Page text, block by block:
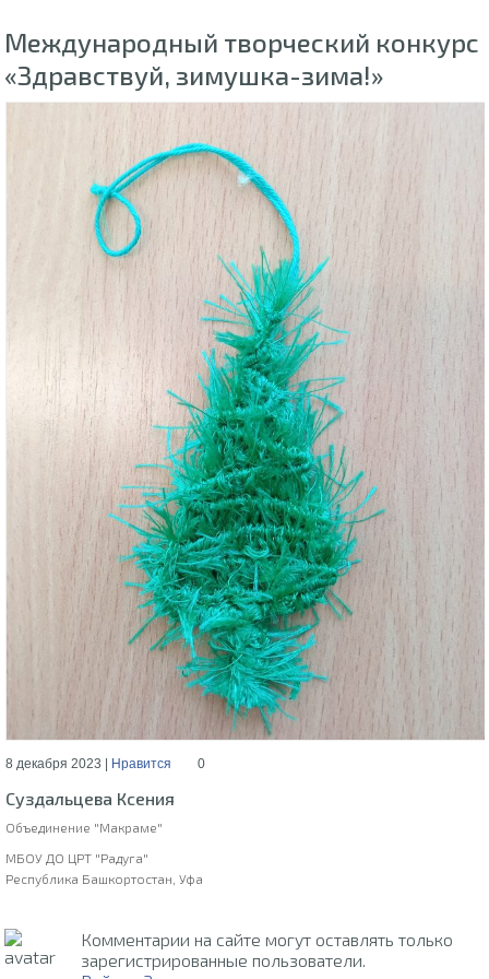
Международный творческий конкурс
«Здравствуй, зимушка-зима!»
8 декабря 2023 | Нравится 0
Суздальцева Ксения
Объединение "Макраме"
МБОУ ДО ЦРТ "Радуга"
Республика Башкортостан, Уфа
Комментарии на сайте могут оставлять только
зарегистрированные пользователи.